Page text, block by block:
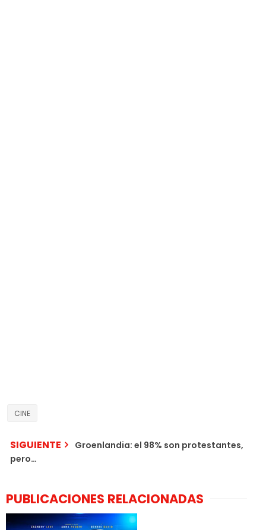
CINE
SIGUIENTE
Groenlandia: el 98% son protestantes,
pero…
PUBLICACIONES RELACIONADAS